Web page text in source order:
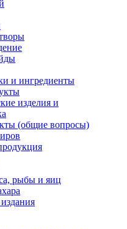
и ингредиенты
изделия и
(общие вопросы)
рыбы и яиц